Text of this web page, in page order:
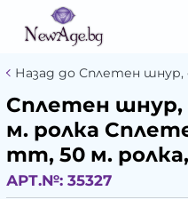
Назад до Сплетен шнур,
Сплетен шнур,
м. ролка
mm, 50 м.
АРТ.№: 35327